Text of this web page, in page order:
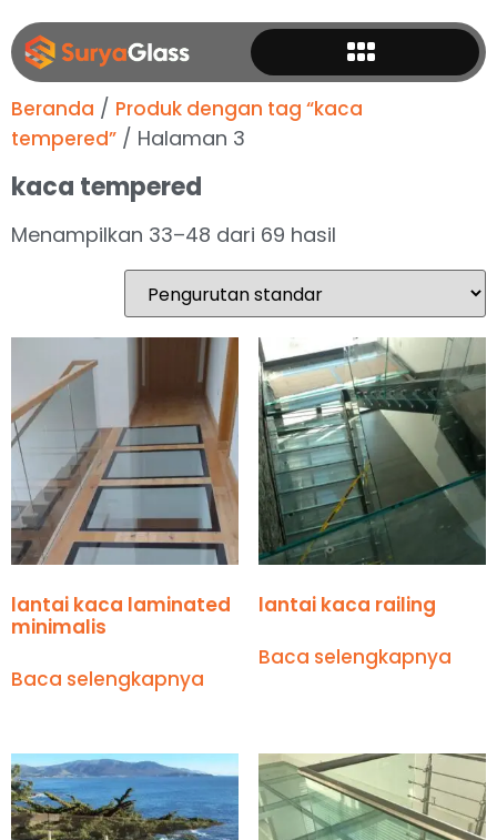
Beranda / Produk dengan tag “kaca
tempered” / Halaman 3
kaca tempered
Menampilkan 33–48 dari 69 hasil
lantai kaca laminated
minimalis
Baca selengkapnya
lantai kaca railing
Baca selengkapnya